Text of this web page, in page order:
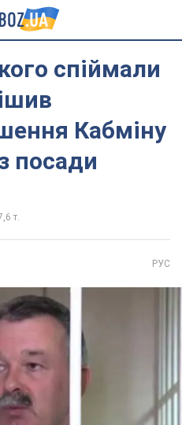
спіймали
Кабміну
посади
т.
РУС